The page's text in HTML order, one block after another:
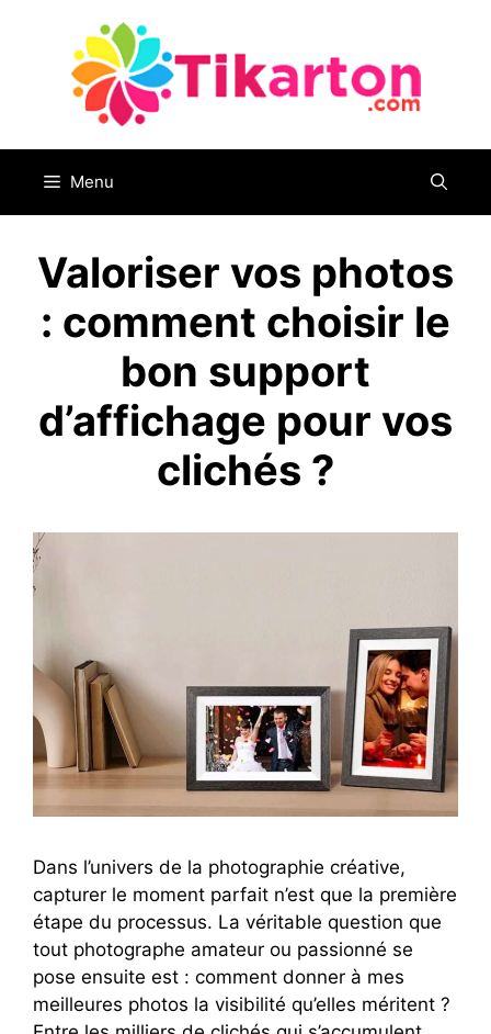
Menu
Valoriser vos photos
: comment choisir le
bon support
d’affichage pour vos
clichés ?
Dans l’univers de la photographie créative,
capturer le moment parfait n’est que la première
étape du processus. La véritable question que
tout photographe amateur ou passionné se
pose ensuite est : comment donner à mes
meilleures photos la visibilité qu’elles méritent ?